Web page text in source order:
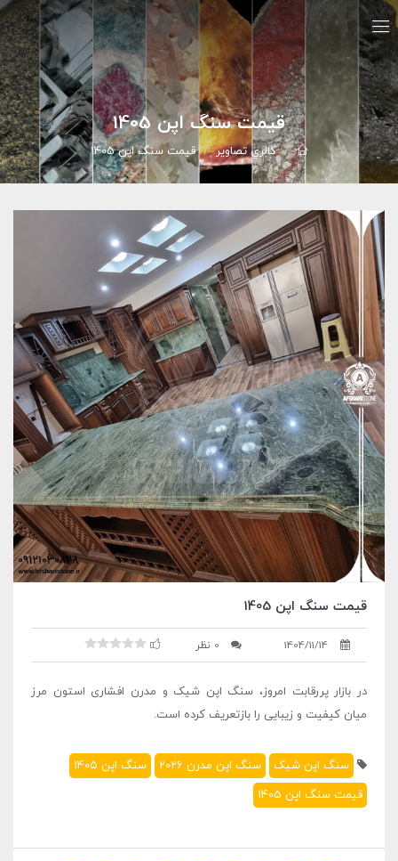
قیمت سنگ اپن 1405
گالري تصاوير قیمت سنگ اپن 1405
قیمت سنگ اپن 1405
1404/11/14 0 نظر
در بازار پررقابت امروز، سنگ اپن شیک و مدرن افشاری استون مرز
میان کیفیت و زیبایی را بازتعریف کرده است.
سنگ اپن شیک سنگ اپن مدرن 2026
سنگ اپن 1405
قیمت سنگ اپن 1405